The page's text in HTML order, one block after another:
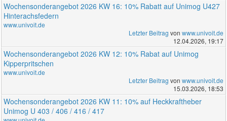
Wochensonderangebot 2026 KW 16: 10% Rabatt auf Unimog U427
Hinterachsfedern
www.univoit.de
Letzter Beitrag von www.univoit.de
12.04.2026, 19:17
Wochensonderangebot 2026 KW 12: 10% Rabat auf Unimog
Kipperpritschen
www.univoit.de
Letzter Beitrag von www.univoit.de
15.03.2026, 18:53
Wochensonderangebot 2026 KW 11: 10% auf Heckkraftheber
Unimog U 403 / 406 / 416 / 417